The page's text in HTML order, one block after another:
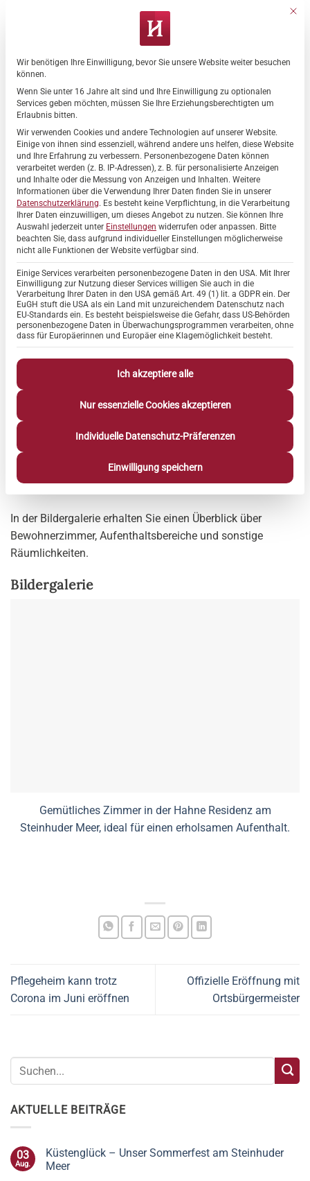
ALLGEMEIN ,STEINHUDER MEER
Hahne Residenz „Steinhuder
Meer“: Fertig!
04
Juni
Die Hahne Residenz „Steinhuder Meer“ ist fertig! Nach
knapp zweijähriger Bauphase hat das Pflegeheim nun
seinen Betrieb aufgenommen. Nach und nach werden hier
79 Bewohner stationär gepflegt, in 25 Apartments genießen
Senioren Betreutes Wohnen und die Tagespflege heißt 25
Gäste willkommen.
In der Bildergalerie erhalten Sie einen Überblick über
Bewohnerzimmer, Aufenthaltsbereiche und sonstige
Räumlichkeiten.
Bildergalerie
Gemütliches Zimmer in der Hahne Residenz am
Steinhuder Meer, ideal für einen erholsamen Aufenthalt.
Pflegeheim kann trotz
Corona im Juni eröffnen
Offizielle Eröffnung mit
Ortsbürgermeister
AKTUELLE BEITRÄGE
03
Aug.
Küstenglück – Unser Sommerfest am Steinhuder
Meer
Mit
Datenschutz-Präferenz
Wir benötigen Ihre Einwilligung, bevor Sie unsere Website weiter besuchen
können.
Wenn Sie unter 16 Jahre alt sind und Ihre Einwilligung zu optionalen
Services geben möchten, müssen Sie Ihre Erziehungsberechtigten um
Erlaubnis bitten.
Wir verwenden Cookies und andere Technologien auf unserer Website.
Einige von ihnen sind essenziell, während andere uns helfen, diese Website
und Ihre Erfahrung zu verbessern. Personenbezogene Daten können
verarbeitet werden (z. B. IP-Adressen), z. B. für personalisierte Anzeigen
und Inhalte oder die Messung von Anzeigen und Inhalten. Weitere
Informationen über die Verwendung Ihrer Daten finden Sie in unserer
Datenschutzerklärung. Es besteht keine Verpflichtung, in die Verarbeitung
Ihrer Daten einzuwilligen, um dieses Angebot zu nutzen. Sie können Ihre
Auswahl jederzeit unter Einstellungen widerrufen oder anpassen. Bitte
beachten Sie, dass aufgrund individueller Einstellungen möglicherweise
nicht alle Funktionen der Website verfügbar sind.
Einige Services verarbeiten personenbezogene Daten in den USA. Mit Ihrer
Einwilligung zur Nutzung dieser Services willigen Sie auch in die
Verarbeitung Ihrer Daten in den USA gemäß Art. 49 (1) lit. a GDPR ein. Der
EuGH stuft die USA als ein Land mit unzureichendem Datenschutz nach
EU-Standards ein. Es besteht beispielsweise die Gefahr, dass US-Behörden
personenbezogene Daten in Überwachungsprogrammen verarbeiten, ohne
dass für Europäerinnen und Europäer eine Klagemöglichkeit besteht.
Ich akzeptiere alle
Nur essenzielle Cookies akzeptieren
Individuelle Datenschutz-Präferenzen
Einwilligung speichern